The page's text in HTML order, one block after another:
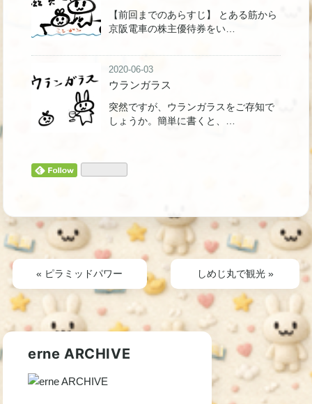
【前回までのあらすじ】 とある筋から
京阪電車の株主優待券をい…
2020-06-03
ウランガラス
突然ですが、ウランガラスをご存知で
しょうか。簡単に書くと、…
« ピラミッドパワー しめじ丸で観光 »
erne ARCHIVE